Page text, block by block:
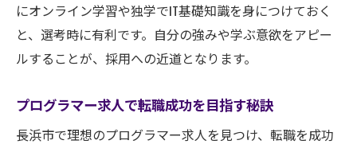
にオンライン学習や独学でIT基礎知識を身につけておく
と、選考時に有利です。自分の強みや学ぶ意欲をアピー
ルすることが、採用への近道となります。
プログラマー求人で転職成功を目指す秘訣
長浜市で理想のプログラマー求人を見つけ、転職を成功